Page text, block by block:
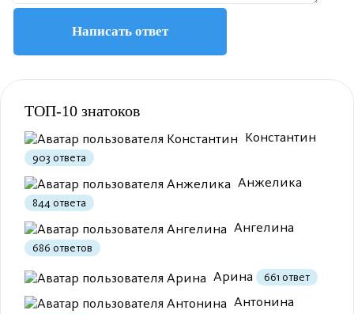
Не очень
Написать ответ
ТОП-10 знатоков
Константин
903 ответа
Анжелика
844 ответа
Ангелина
686 ответов
Арина 661 ответ
Антонина